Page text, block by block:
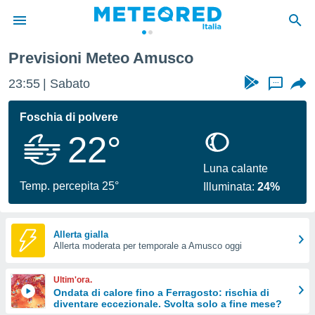
di
per
le
di
Web
le
Previsioni Meteo Amusco
23:55 Sabato ...
Foschia di polvere
22°
Temp. percepita 25°
Luna calante
Illuminata:24%
Allerta gialla
Allerta moderata per temporale a Amusco oggi
Ultim'ora.
Ondata di calore fino a Ferragosto: rischia di
diventare eccezionale. Svolta solo a fine mese?